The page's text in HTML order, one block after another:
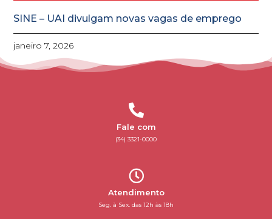
SINE – UAI divulgam novas vagas de emprego
janeiro 7, 2026
Fale com
(34) 3321-0000
Atendimento
Seg. à Sex. das 12h às 18h